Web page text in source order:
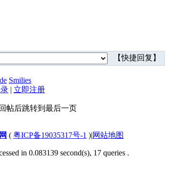
【快捷回复】
Smilies
| 立即注册
回帖后跳转到最后一页
( 粤ICP备19035317号-1 )|网站地图
in 0.083139 second(s), 17 queries .